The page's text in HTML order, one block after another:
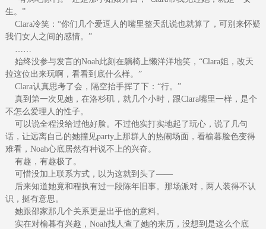
生。”
Clara冷笑：“你们几个爱逗人的嘴里整天乱说也就算了，可别来怀疑
我们女人之间的感情。”
始终没参与发言的Noah此刻在躺椅上懒洋洋地笑，“Clara姐，改天
拉这位出来玩啊，看看到底什么样。”
Clara认真思考了会，隔空抬手挥了下：“行。”
真到第一次见她，在洛杉矶，就几个小时，跟Clara嘴里一样，是个
不怎么爱理人的性子。
可以说全程没给过他好脸。不过他实打实地起了玩心，说了几句
话，让远离自己的她撞见party上那群人的热闹场面，看榆暮脸色变得
难看，Noah心底居然有种说不上的兴奋。
有趣，有趣极了。
可惜没加上联系方式，以为这就到头了——
后来知道她竟和程执有过一段陈年旧事。那场派对，两人装得不认
识，挺有意思。
她跟邵家那几个关系更是出乎他的意料。
实在对榆暮有兴趣，Noah找人查了她的来历，没想到是这么个底